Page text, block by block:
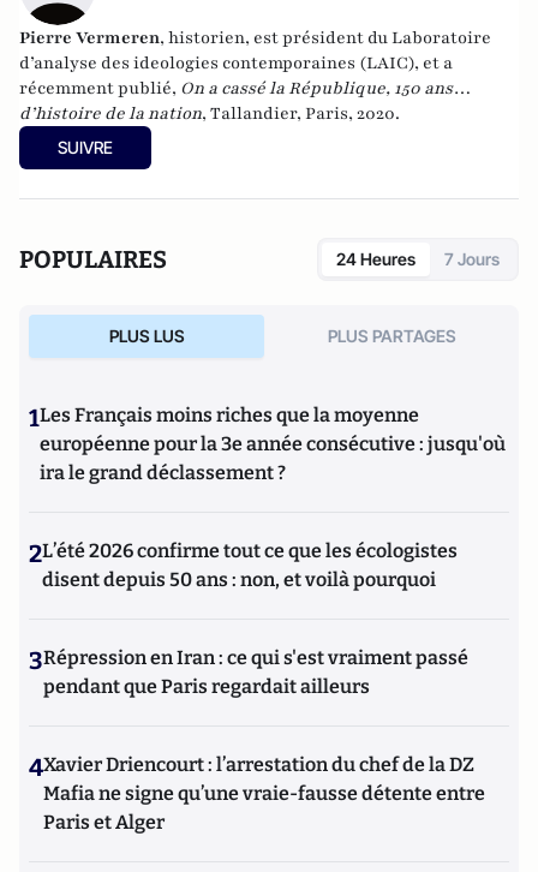
Pierre Vermeren, historien, est président du Laboratoire
d’analyse des ideologies contemporaines (LAIC), et a
récemment publié, On a cassé la République, 150 ans
d’histoire de la nation, Tallandier, Paris, 2020.
SUIVRE
POPULAIRES 24 Heures 7 Jours
PLUS LUS PLUS PARTAGES
1Les Français moins riches que la moyenne
européenne pour la 3e année consécutive : jusqu'où
ira le grand déclassement ?
2L’été 2026 confirme tout ce que les écologistes
disent depuis 50 ans : non, et voilà pourquoi
3Répression en Iran : ce qui s'est vraiment passé
pendant que Paris regardait ailleurs
4Xavier Driencourt : l’arrestation du chef de la DZ
Mafia ne signe qu’une vraie-fausse détente entre
Paris et Alger